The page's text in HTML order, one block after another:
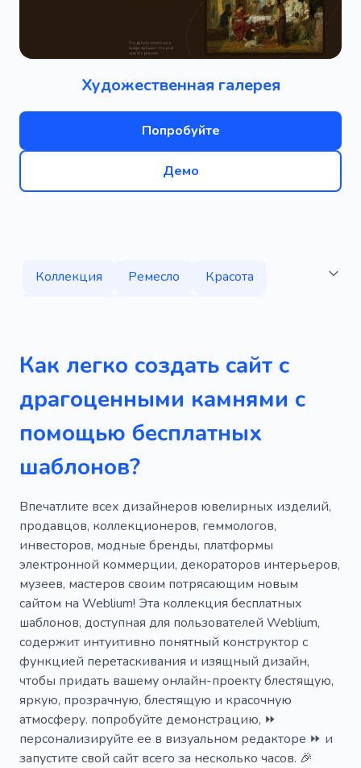
Художественная галерея
Попробуйте
Демо
Коллекция Ремесло
Красота
Кристалл
Кольцо
Ювелирные изделия
Роскошь
Серебро
Бутик
Украшение
Ателье
Стилист
Вишня
Граффити
Новые идеи
Художник
Радуга
Шедевр
Художественное произведение
Барокко
Скульптуры
Художник
Как легко создать сайт с
драгоценными камнями с
помощью бесплатных
шаблонов?
Впечатлите всех дизайнеров ювелирных изделий,
продавцов, коллекционеров, геммологов,
инвесторов, модные бренды, платформы
электронной коммерции, декораторов интерьеров,
музеев, мастеров своим потрясающим новым
сайтом на Weblium! Эта коллекция бесплатных
шаблонов, доступная для пользователей Weblium,
содержит интуитивно понятный конструктор с
функцией перетаскивания и изящный дизайн,
чтобы придать вашему онлайн-проекту блестящую,
яркую, прозрачную, блестящую и красочную
атмосферу. попробуйте демонстрацию, ⏩
персонализируйте ее в визуальном редакторе ⏩ и
запустите свой сайт всего за несколько часов. 🎉